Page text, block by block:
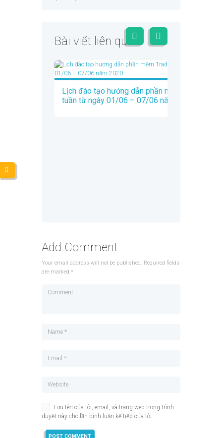
Bài viết liên quan
Lịch đào tạo hướng dẫn phần mềm Trados
tuần từ ngày 01/06 – 07/06 năm 2020
Add Comment
Your email address will not be published. Required fields
are marked *
Lưu tên của tôi, email, và trang web trong trình
duyệt này cho lần bình luận kế tiếp của tôi.